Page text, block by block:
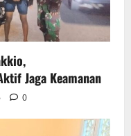
Jaga Keamanan
0